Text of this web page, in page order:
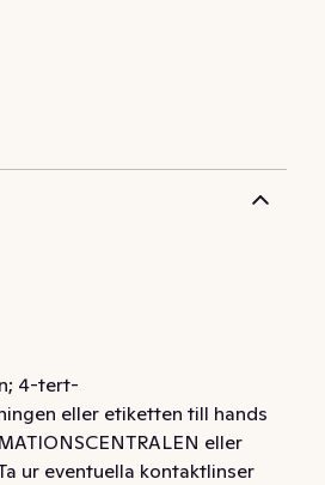
4-tert-
eller etiketten till hands
eller
ur eventuella kontaktlinser